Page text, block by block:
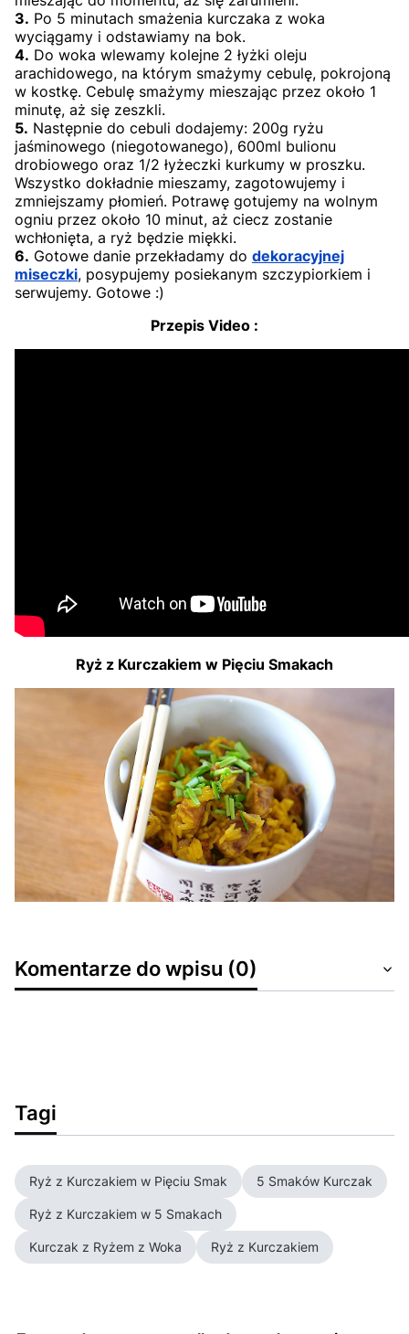
3. Po 5 minutach smażenia kurczaka z woka
wyciągamy i odstawiamy na bok.
4. Do woka wlewamy kolejne 2 łyżki oleju
arachidowego, na którym smażymy cebulę, pokrojoną
w kostkę. Cebulę smażymy mieszając przez około 1
minutę, aż się zeszkli.
5. Następnie do cebuli dodajemy: 200g ryżu
jaśminowego (niegotowanego), 600ml bulionu
drobiowego oraz 1/2 łyżeczki kurkumy w proszku.
Wszystko dokładnie mieszamy, zagotowujemy i
zmniejszamy płomień. Potrawę gotujemy na wolnym
ogniu przez około 10 minut, aż ciecz zostanie
wchłonięta, a ryż będzie miękki.
6. Gotowe danie przekładamy do dekoracyjnej
miseczki, posypujemy posiekanym szczypiorkiem i
serwujemy. Gotowe :)
Przepis Video :
Ryż z Kurczakiem w Pięciu Smakach
Komentarze do wpisu (0)
Tagi
Ryż z Kurczakiem w Pięciu Smak 5 Smaków Kurczak
Ryż z Kurczakiem w 5 Smakach
Kurczak z Ryżem z Woka Ryż z Kurczakiem